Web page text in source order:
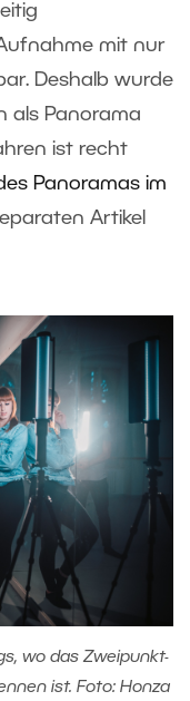
mit nur
Deshalb wurde
als Panorama
ist recht
Panoramas im
Artikel
wo das Zweipunkt-
ist. Foto: Honza